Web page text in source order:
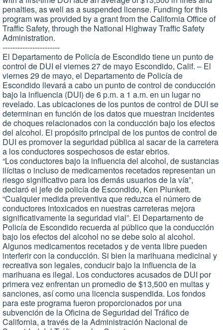
penalties, as well as a suspended license. Funding for this
program was provided by a grant from the California Office of
Traffic Safety, through the National Highway Traffic Safety
Administration.
-----------------------
El Departamento de Policía de Escondido tiene un punto de
control de DUI el viernes 27 de mayo Escondido, Calif. – El
viernes 29 de mayo, el Departamento de Policía de
Escondido llevará a cabo un punto de control de conducción
bajo la influencia (DUI) de 6 p.m. a 1 a.m. en un lugar no
revelado. Las ubicaciones de los puntos de control de DUI se
determinan en función de los datos que muestran incidentes
de choques relacionados con la conducción bajo los efectos
del alcohol. El propósito principal de los puntos de control de
DUI es promover la seguridad pública al sacar de la carretera
a los conductores sospechosos de estar ebrios.
“Los conductores bajo la influencia del alcohol, de sustancias
ilícitas o incluso de medicamentos recetados representan un
riesgo significativo para los demás usuarios de la vía”,
declaró el jefe de policía de Escondido, Ken Plunkett.
“Cualquier medida preventiva que reduzca el número de
conductores intoxicados en nuestras carreteras mejora
significativamente la seguridad vial”. El Departamento de
Policía de Escondido recuerda al público que la conducción
bajo los efectos del alcohol no se debe solo al alcohol.
Algunos medicamentos recetados y de venta libre pueden
interferir con la conducción. Si bien la marihuana medicinal y
recreativa son legales, conducir bajo la influencia de la
marihuana es ilegal. Los conductores acusados de DUI por
primera vez enfrentan un promedio de $13,500 en multas y
sanciones, así como una licencia suspendida. Los fondos
para este programa fueron proporcionados por una
subvención de la Oficina de Seguridad del Tráfico de
California, a través de la Administración Nacional de